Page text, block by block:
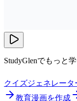
StudyGlenでもっと
クイズジェネレータ
教育漫画を作成